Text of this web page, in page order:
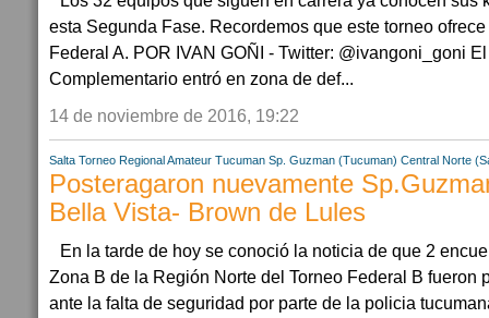
esta Segunda Fase. Recordemos que este torneo
Federal A. POR IVAN GOÑI - Twitter: @ivangoni_goni
Complementario entró en zona de def...
14 de noviembre de 2016, 19:22
Salta Torneo Regional Amateur Tucuman Sp. Guzman (Tucuman) Central Norte
Posteragaron nuevamente
Bella Vista- Brown de Lules
En la tarde de hoy se conoció la noticia de que 2
Zona B de la Región Norte del Torneo Federal B fueron
ante la falta de seguridad por parte de la policia